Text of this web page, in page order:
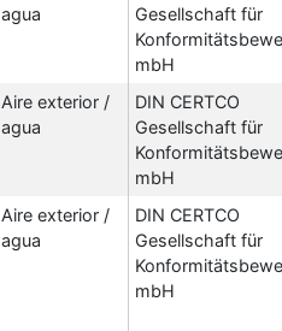
agua
Gesellschaft für
mbH
Aire exterior /
agua
DIN CERTCO
Gesellschaft für
mbH
Aire exterior /
agua
DIN CERTCO
Gesellschaft für
mbH